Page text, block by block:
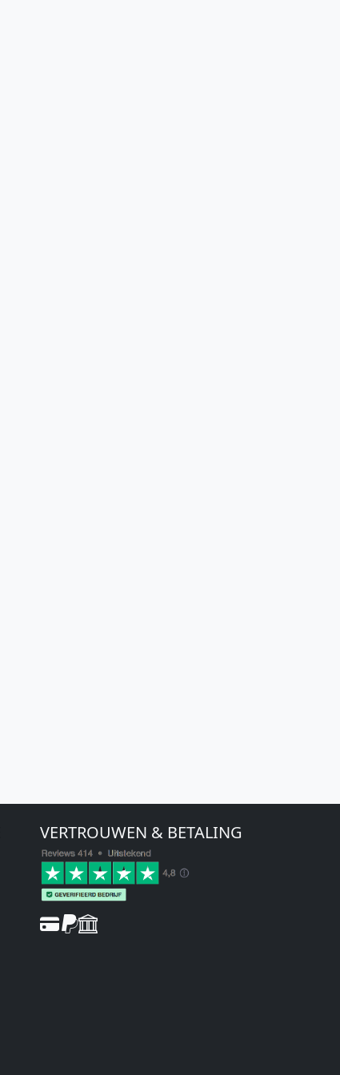
VERTROUWEN & BETALING